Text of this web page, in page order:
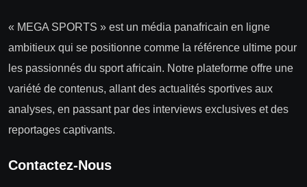
« MEGA SPORTS » est un média panafricain en ligne
ambitieux qui se positionne comme la référence ultime pour
les passionnés du sport africain. Notre plateforme offre une
variété de contenus, allant des actualités sportives aux
analyses, en passant par des interviews exclusives et des
reportages captivants.
Contactez-Nous